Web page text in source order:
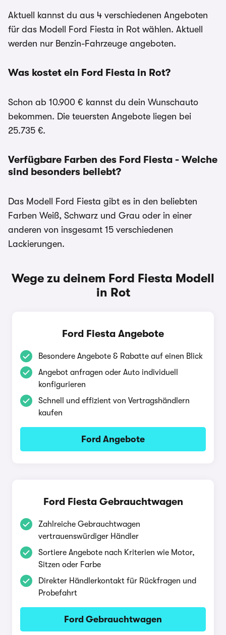
Aktuell kannst du aus 4 verschiedenen Angeboten
für das Modell Ford Fiesta in Rot wählen. Aktuell
werden nur Benzin-Fahrzeuge angeboten.
Was kostet ein Ford Fiesta in Rot?
Schon ab 10.900 € kannst du dein Wunschauto
bekommen. Die teuersten Angebote liegen bei
25.735 €.
Verfügbare Farben des Ford Fiesta - Welche
sind besonders beliebt?
Das Modell Ford Fiesta gibt es in den beliebten
Farben Weiß, Schwarz und Grau oder in einer
anderen von insgesamt 15 verschiedenen
Lackierungen.
Wege zu deinem Ford Fiesta Modell
in Rot
Ford Fiesta Angebote
Besondere Angebote & Rabatte auf einen Blick
Angebot anfragen oder Auto individuell
konfigurieren
Schnell und effizient von Vertragshändlern
kaufen
Ford Angebote
Ford Fiesta Gebrauchtwagen
Zahlreiche Gebrauchtwagen
vertrauenswürdiger Händler
Sortiere Angebote nach Kriterien wie Motor,
Sitzen oder Farbe
Direkter Händlerkontakt für Rückfragen und
Probefahrt
Ford Gebrauchtwagen